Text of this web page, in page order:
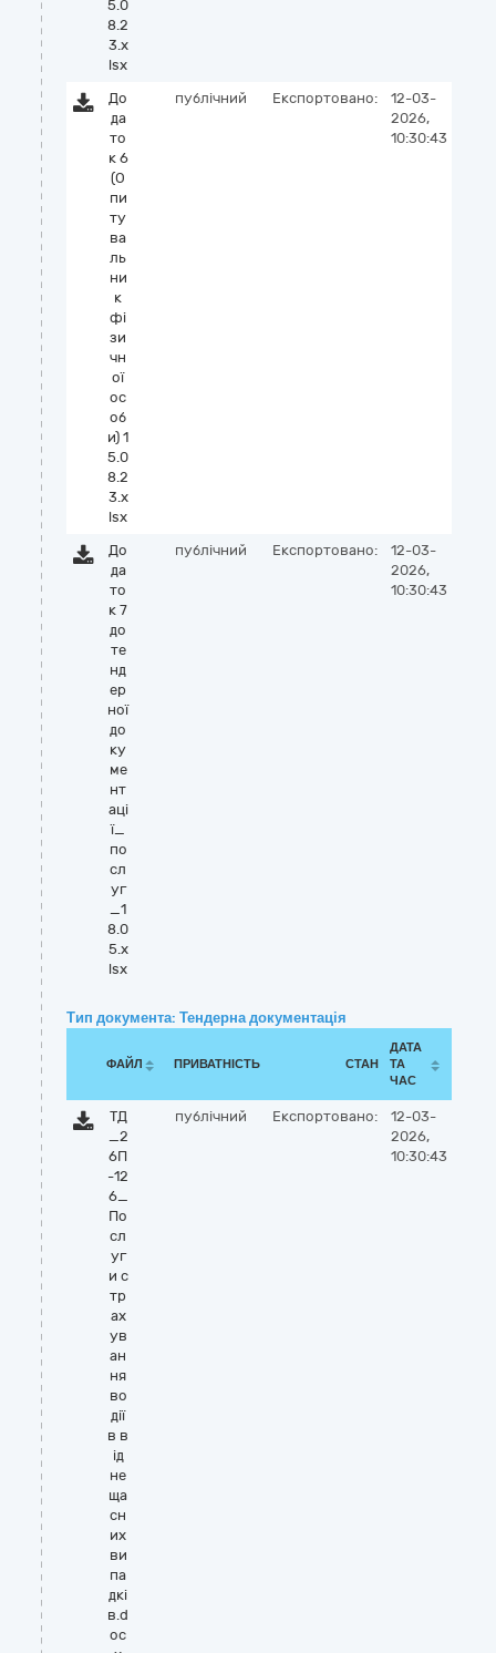
5.0
8.2
3.x
lsx
До
да
то
к 6
(О
пи
ту
ва
ль
ни
к
фі
зи
чн
ої
ос
об
и) 1
5.0
8.2
3.x
lsx
публічний Експортовано:
12-03-
2026,
10:30:43
До
да
то
к 7
до
те
нд
ер
ної
до
ку
ме
нт
аці
ї_
по
сл
уг
_1
8.0
5.x
lsx
публічний Експортовано:
12-03-
2026,
10:30:43
Тип документа: Тендерна документація
ФАЙЛ ПРИВАТНІСТЬ СТАН
ДАТА
ТА
ЧАС
ТД
_2
6П
-12
6_
По
сл
уг
и с
тр
ах
ув
ан
ня
во
дії
в в
ід
не
ща
сн
их
ви
па
дкі
в.d
oc
публічний Експортовано:
12-03-
2026,
10:30:43